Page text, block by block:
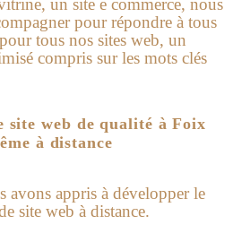
un site e commerce, nous
pour répondre à tous
tous nos sites web, un
compris sur les mots clés
site web de qualité à Foix
à distance
avons appris à développer le
site web à distance.